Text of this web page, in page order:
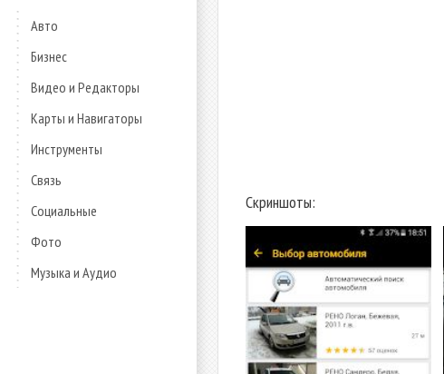
Авто
Бизнес
Видео и Редакторы
Карты и Навигаторы
Инструменты
Связь
Социальные
Фото
Музыка и Аудио
Скриншоты: